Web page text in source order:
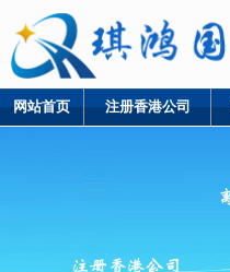
网站首页 注册香港公司